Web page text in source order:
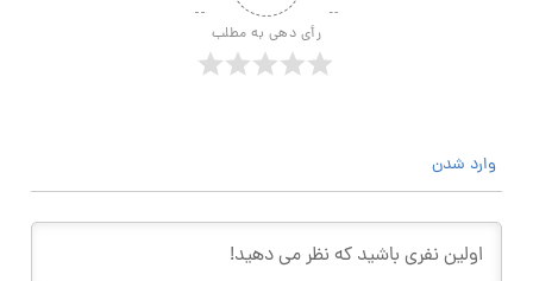
رأی دهی به مطلب
وارد شدن